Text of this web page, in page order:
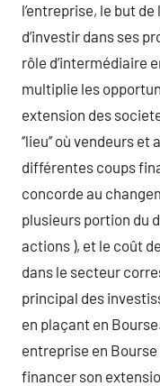
l’entreprise, le but
d’investir dans ses
rôle d’intermédiaire
multiplie les
extension des
‘’lieu’’ où vendeurs
différentes coups
concorde au
plusieurs portion du
actions ), et le coût
dans le secteur
principal des
en plaçant en
entreprise en Bourse
financer son